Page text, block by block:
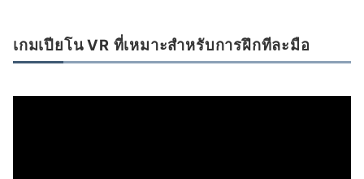
เกมเปียโน VR ที่เหมาะสำหรับการฝึกทีละมือ